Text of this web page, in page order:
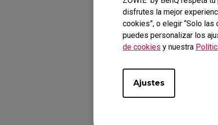
disfrutes la mejor
cookies”, o elegir “Solo
puedes personalizar los
de cookies y nuestra
Ajustes